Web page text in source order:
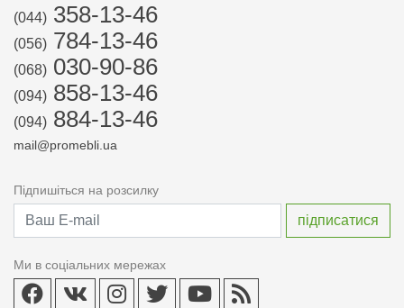
(044) 358-13-46
(056) 784-13-46
(068) 030-90-86
(094) 858-13-46
(094) 884-13-46
mail@promebli.ua
Підпишіться на розсилку
Ми в соціальних мережах